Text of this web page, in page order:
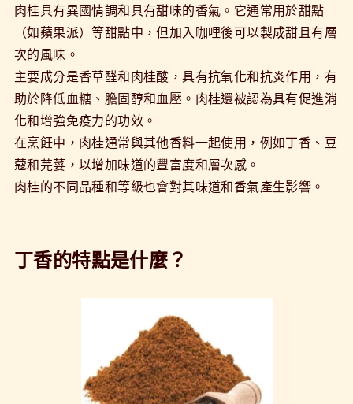
肉桂具有異國情調和具有甜味的香氣。它通常用於甜點
（如蘋果派）等甜點中，但加入咖哩後可以製成甜且有層
次的風味。
主要成分是香草醛和肉桂酸，具有抗氧化和抗炎作用，有
助於降低血糖、膽固醇和血壓。肉桂還被認為具有促進消
化和增強免疫力的功效。
在烹飪中，肉桂通常與其他香料一起使用，例如丁香、豆
蔻和芫荽，以增加味道的豐富度和層次感。
肉桂的不同品種和等級也會對其味道和香氣產生影響。
丁香的特點是什麼？